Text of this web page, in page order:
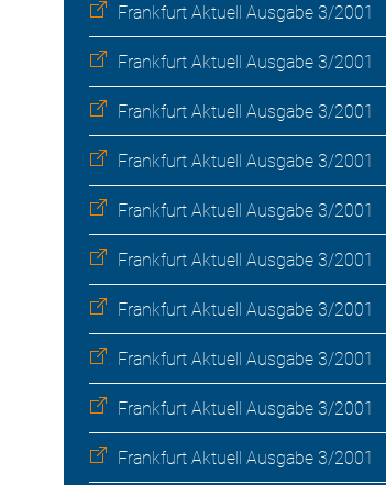
Frankfurt Aktuell Ausgabe 3/2001
Frankfurt Aktuell Ausgabe 3/2001
Frankfurt Aktuell Ausgabe 3/2001
Frankfurt Aktuell Ausgabe 3/2001
Frankfurt Aktuell Ausgabe 3/2001
Frankfurt Aktuell Ausgabe 3/2001
Frankfurt Aktuell Ausgabe 3/2001
Frankfurt Aktuell Ausgabe 3/2001
Frankfurt Aktuell Ausgabe 3/2001
Frankfurt Aktuell Ausgabe 3/2001